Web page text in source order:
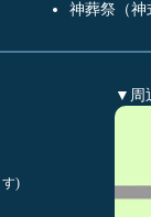
神葬祭（神
)
▼周